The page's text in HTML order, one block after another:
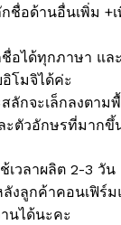
ชื่อด้านอื่นเพิ่ม +
อได้ทุกภาษา แล
โมจิได้ค่ะ
ลักจะเล็กลงตาม
ะตัวอักษรที่มากขึ้
เวลาผลิต 2-3 วัน
งลูกค้าคอนเฟิร์ม
นได้นะคะ